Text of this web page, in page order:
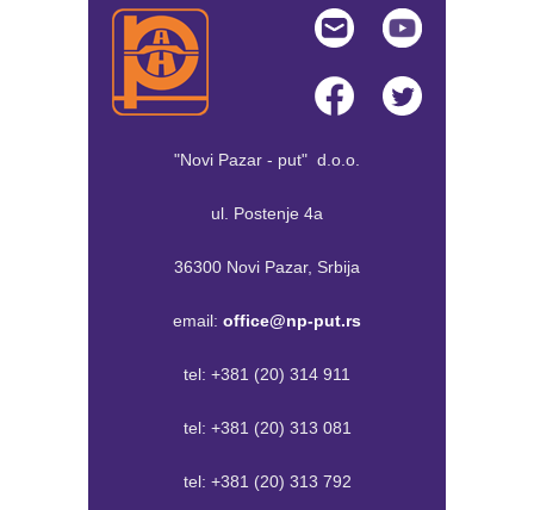
"Novi Pazar - put" d.o.o.
ul. Postenje 4a
36300 Novi Pazar, Srbija
email: office@np-put.rs
tel: +381 (20) 314 911
tel: +381 (20) 313 081
tel: +381 (20) 313 792